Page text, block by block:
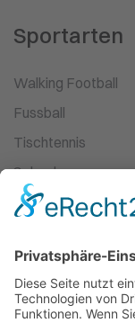
Sportarten
Walking Football
Fussball
Tischtennis
Schach
Ski-Wandern
Kampfsport
Leichtathletik